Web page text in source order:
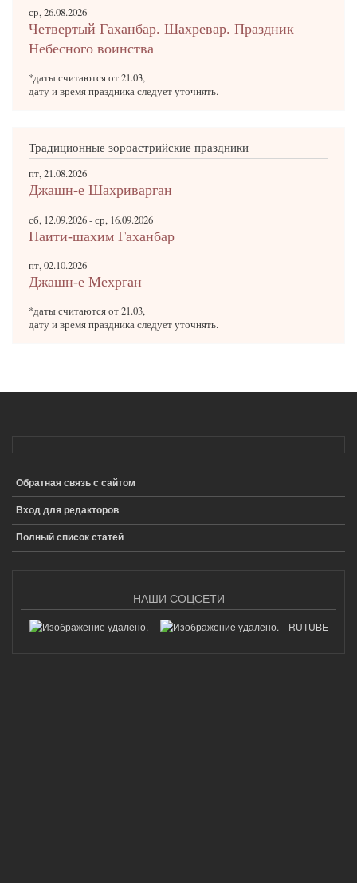
ср, 26.08.2026
Четвертый Гаханбар. Шахревар. Праздник
Небесного воинства
*даты считаются от 21.03,
дату и время праздника следует уточнять.
Традиционные зороастрийские праздники
пт, 21.08.2026
Джашн-е Шахриварган
сб, 12.09.2026-ср, 16.09.2026
Паити-шахим Гаханбар
пт, 02.10.2026
Джашн-е Мехрган
*даты считаются от 21.03,
дату и время праздника следует уточнять.
ПОДВАЛ
Обратная связь с сайтом
Вход для редакторов
Полный список статей
НАШИ СОЦСЕТИ
RUTUBE